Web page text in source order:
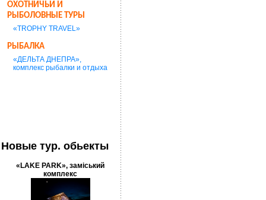
ОХОТНИЧЬИ И
РЫБОЛОВНЫЕ ТУРЫ
«TROPHY TRAVEL»
РЫБАЛКА
«ДЕЛЬТА ДНЕПРА»,
комплекс рыбалки и отдыха
Новые тур. обьекты
«LAKE PARK», заміський
комплекс